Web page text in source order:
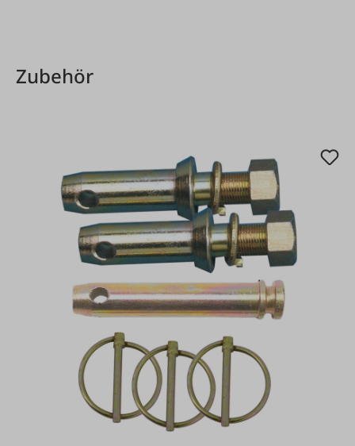
Produktgalerie überspringen
Zubehör